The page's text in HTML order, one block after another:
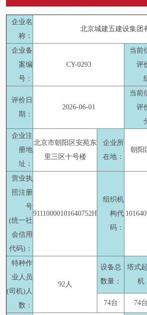
企业名
称：
北京城建五建设集团
企业备
案编
号：
CY-0293
当前
评
评价日
期：
2026-06-01
当前
评
企业注
册地
址：
北京市朝阳区安苑东
里三区十号楼
企业所
在地：
朝阳
营业执
照注册
号
(统一社
会信用
代码)：
91110000101640752H
组织机
构代
码：
特种作
业人员
(司机)人
数：
92人
设备总
数量：
塔式
机
74台 74台